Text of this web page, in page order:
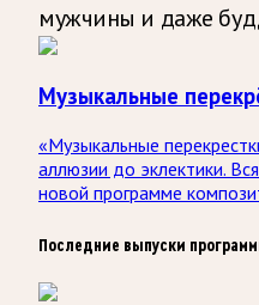
мужчины и даже
Музыкальные
«Музыкальные
аллюзии до эклектики.
новой программе
Последние выпуски